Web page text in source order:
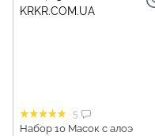
5
Набор 10 Масок с алоэ